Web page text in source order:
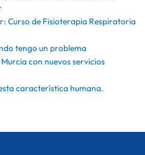
Curso de Fisioterapia Respiratoria
tengo un problema
con nuevos servicios
característica humana.